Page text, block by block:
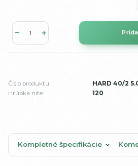
Číslo produktu:
HARD 40/2
Hrúbka nite:
120
Kompletné špecifikácie